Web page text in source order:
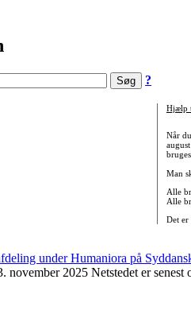
?
Hjælp
Når
Man
Alle
Alle
Det er
november 2025 Netstedet er